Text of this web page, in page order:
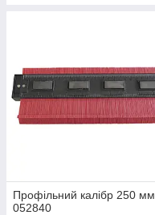
Профільний калібр 250 мм
052840